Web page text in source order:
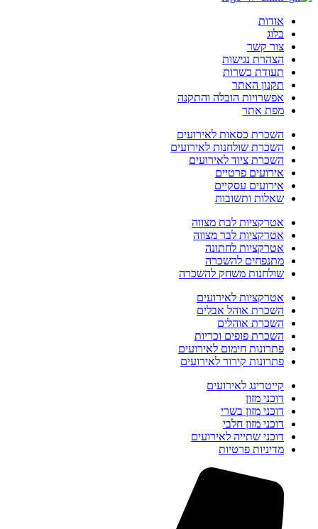
אודות
בלוג
צור קשר
הצהרת נגישות
תעודת כשרות
תקנון האתר
אפשרויות הובלה והתקנה
מפת אתר
השכרת כסאות לאירועים
השכרת שולחנות לאירועים
השכרת ציוד לאירועים
אירועים פרטיים
אירועים עסקיים
שאלות ותשובות
אטרקציות לבת מצווה
אטרקציות לבר מצווה
אטרקציות לחתונה
מתנפחים להשכרה
שולחנות משחק להשכרה
אטרקציות לאירועים
השכרת אוהל אבלים
השכרת אוהלים
השכרת פופים וכריות
פתרונות חימום לאירועים
פתרונות קירור לאירועים
קייטרינג לאירועים
דוכני מזון
דוכני מזון בשרי
דוכני מזון חלבי
דוכני שתייה לאירועים
מדיניות פרטיות